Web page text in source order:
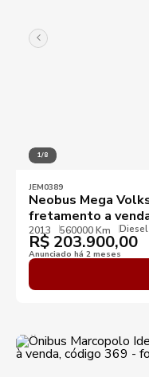
1/8
JEM0389
Neobus Mega
fretamento a
2013 560000 Km Diesel
R$ 203.900,00
Anunciado há 2 meses